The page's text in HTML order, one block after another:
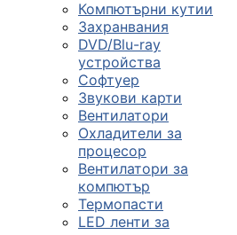
Компютърни кутии
Захранвания
DVD/Blu-ray
устройства
Софтуер
Звукови карти
Вентилатори
Охладители за
процесор
Вентилатори за
компютър
Термопасти
LED ленти за